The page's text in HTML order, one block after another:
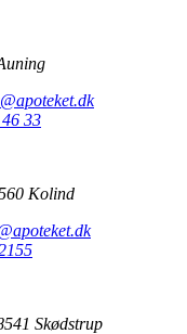
33
Kolind
Skødstrup